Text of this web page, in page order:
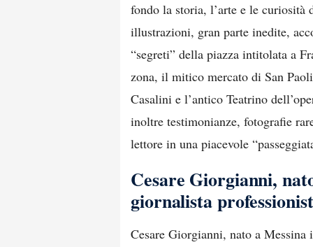
fondo la storia, l’arte e le
illustrazioni, gran parte inedite,
“segreti” della piazza intitolata a
zona, il mitico mercato di San
Casalini e l’antico Teatrino
inoltre testimonianze, fotografie
lettore in una piacevole
Cesare Giorgianni,
giornalista
Cesare Giorgianni, nato a